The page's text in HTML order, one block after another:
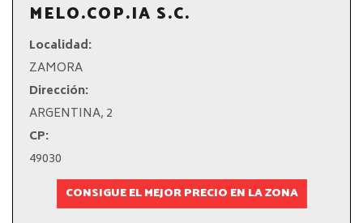
MELO.COP.IA S.C.
Localidad:
ZAMORA
Dirección:
ARGENTINA, 2
CP:
49030
CONSIGUE EL MEJOR PRECIO EN LA ZONA